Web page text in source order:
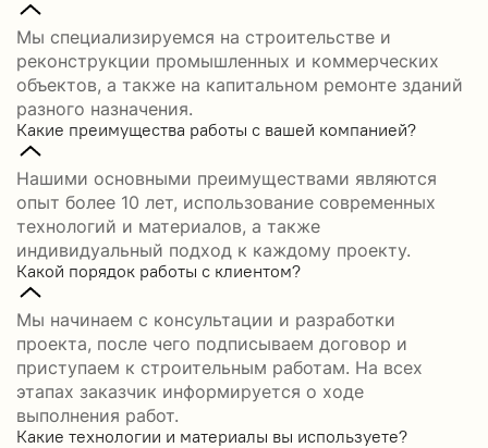
Мы специализируемся на строительстве и
реконструкции промышленных и коммерческих
объектов, а также на капитальном ремонте зданий
разного назначения.
Какие преимущества работы с вашей компанией?
Нашими основными преимуществами являются
опыт более 10 лет, использование современных
технологий и материалов, а также
индивидуальный подход к каждому проекту.
Какой порядок работы с клиентом?
Мы начинаем с консультации и разработки
проекта, после чего подписываем договор и
приступаем к строительным работам. На всех
этапах заказчик информируется о ходе
выполнения работ.
Какие технологии и материалы вы используете?